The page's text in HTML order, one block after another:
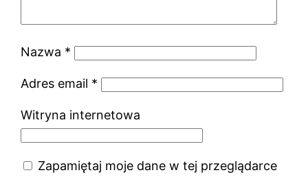
Nazwa *
Adres email *
Witryna internetowa
Zapamiętaj moje dane w tej przeglądarce